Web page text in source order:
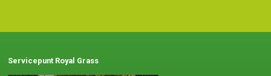
Servicepunt Royal Grass